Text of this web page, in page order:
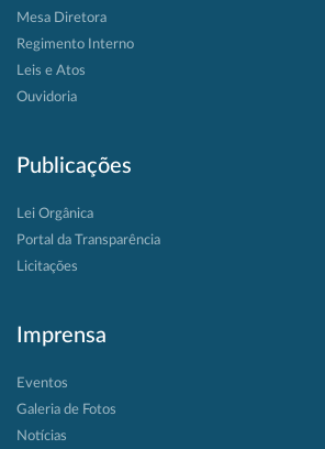
Mesa Diretora
Regimento Interno
Leis e Atos
Ouvidoria
Publicações
Lei Orgânica
Portal da Transparência
Licitações
Imprensa
Eventos
Galeria de Fotos
Notícias